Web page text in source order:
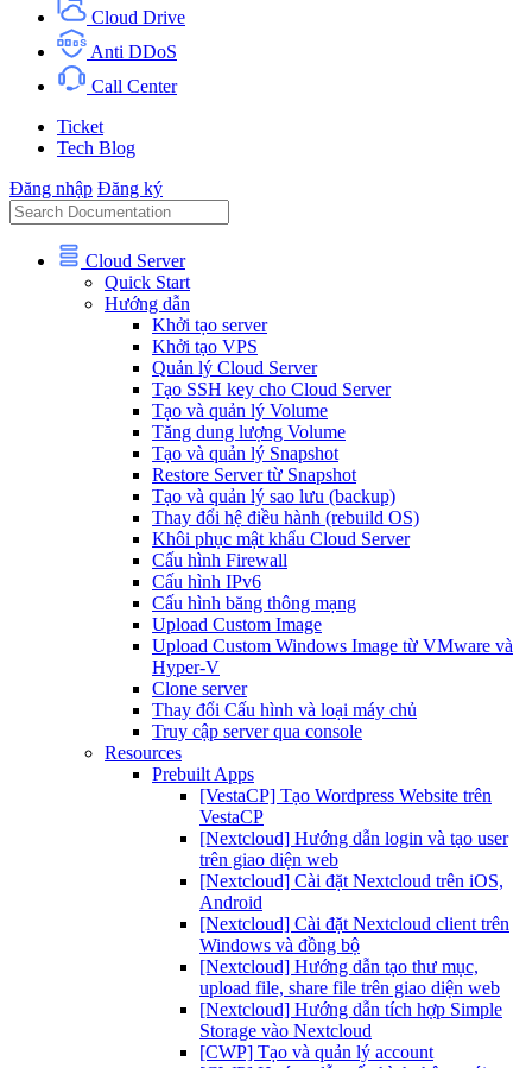
Cloud Drive
Anti DDoS
Call Center
Ticket
Tech Blog
Đăng nhập Đăng ký
Cloud Server
Quick Start
Hướng dẫn
Khởi tạo server
Khởi tạo VPS
Quản lý Cloud Server
Tạo SSH key cho Cloud Server
Tạo và quản lý Volume
Tăng dung lượng Volume
Tạo và quản lý Snapshot
Restore Server từ Snapshot
Tạo và quản lý sao lưu (backup)
Thay đổi hệ điều hành (rebuild OS)
Khôi phục mật khẩu Cloud Server
Cấu hình Firewall
Cấu hình IPv6
Cấu hình băng thông mạng
Upload Custom Image
Upload Custom Windows Image từ VMware và
Hyper-V
Clone server
Thay đổi Cấu hình và loại máy chủ
Truy cập server qua console
Resources
Prebuilt Apps
[VestaCP] Tạo Wordpress Website trên
VestaCP
[Nextcloud] Hướng dẫn login và tạo user
trên giao diện web
[Nextcloud] Cài đặt Nextcloud trên iOS,
Android
[Nextcloud] Cài đặt Nextcloud client trên
Windows và đồng bộ
[Nextcloud] Hướng dẫn tạo thư mục,
upload file, share file trên giao diện web
[Nextcloud] Hướng dẫn tích hợp Simple
Storage vào Nextcloud
[CWP] Tạo và quản lý account